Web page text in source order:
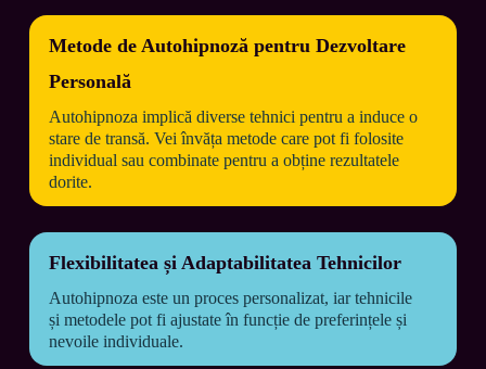
Metode de Autohipnoză pentru Dezvoltare
Personală
Autohipnoza implică diverse tehnici pentru a induce o
stare de transă. Vei învăța metode care pot fi folosite
individual sau combinate pentru a obține rezultatele
dorite.
Flexibilitatea și Adaptabilitatea Tehnicilor
Autohipnoza este un proces personalizat, iar tehnicile
și metodele pot fi ajustate în funcție de preferințele și
nevoile individuale.